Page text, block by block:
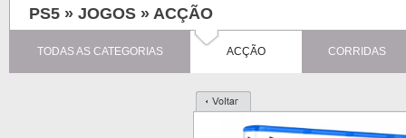
PS5 » JOGOS » ACÇÃO
TODAS AS CATEGORIAS ACÇÃO CORRIDAS